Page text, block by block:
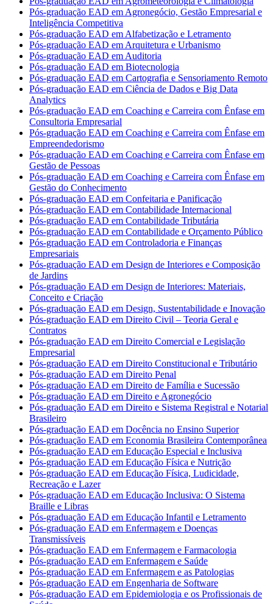
Pós-graduação EAD em Agronegócio, Gestão Empresarial e
Inteligência Competitiva
Pós-graduação EAD em Alfabetização e Letramento
Pós-graduação EAD em Arquitetura e Urbanismo
Pós-graduação EAD em Auditoria
Pós-graduação EAD em Biotecnologia
Pós-graduação EAD em Cartografia e Sensoriamento Remoto
Pós-graduação EAD em Ciência de Dados e Big Data
Analytics
Pós-graduação EAD em Coaching e Carreira com Ênfase em
Consultoria Empresarial
Pós-graduação EAD em Coaching e Carreira com Ênfase em
Empreendedorismo
Pós-graduação EAD em Coaching e Carreira com Ênfase em
Gestão de Pessoas
Pós-graduação EAD em Coaching e Carreira com Ênfase em
Gestão do Conhecimento
Pós-graduação EAD em Confeitaria e Panificação
Pós-graduação EAD em Contabilidade Internacional
Pós-graduação EAD em Contabilidade Tributária
Pós-graduação EAD em Contabilidade e Orçamento Público
Pós-graduação EAD em Controladoria e Finanças
Empresariais
Pós-graduação EAD em Design de Interiores e Composição
de Jardins
Pós-graduação EAD em Design de Interiores: Materiais,
Conceito e Criação
Pós-graduação EAD em Design, Sustentabilidade e Inovação
Pós-graduação EAD em Direito Civil – Teoria Geral e
Contratos
Pós-graduação EAD em Direito Comercial e Legislação
Empresarial
Pós-graduação EAD em Direito Constitucional e Tributário
Pós-graduação EAD em Direito Penal
Pós-graduação EAD em Direito de Família e Sucessão
Pós-graduação EAD em Direito e Agronegócio
Pós-graduação EAD em Direito e Sistema Registral e Notarial
Brasileiro
Pós-graduação EAD em Docência no Ensino Superior
Pós-graduação EAD em Economia Brasileira Contemporânea
Pós-graduação EAD em Educação Especial e Inclusiva
Pós-graduação EAD em Educação Física e Nutrição
Pós-graduação EAD em Educação Física, Ludicidade,
Recreação e Lazer
Pós-graduação EAD em Educação Inclusiva: O Sistema
Braille e Libras
Pós-graduação EAD em Educação Infantil e Letramento
Pós-graduação EAD em Enfermagem e Doenças
Transmissíveis
Pós-graduação EAD em Enfermagem e Farmacologia
Pós-graduação EAD em Enfermagem e Saúde
Pós-graduação EAD em Enfermagem e as Patologias
Pós-graduação EAD em Engenharia de Software
Pós-graduação EAD em Epidemiologia e os Profissionais de